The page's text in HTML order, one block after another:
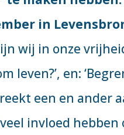
in
wij in onze
leven?’, en:
een en ander
invloed